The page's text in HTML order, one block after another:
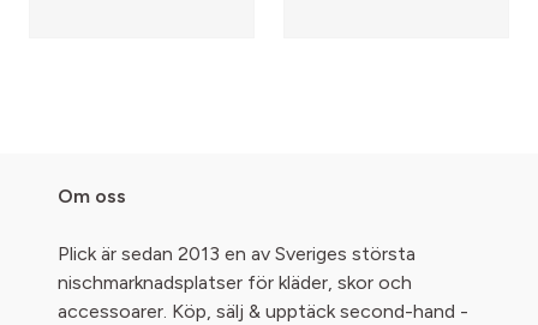
Om oss
Plick är sedan 2013 en av Sveriges största
nischmarknadsplatser för kläder, skor och
accessoarer. Köp, sälj & upptäck second-hand -